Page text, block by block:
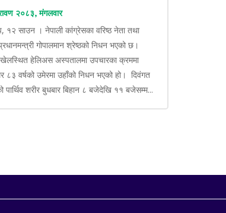
२०८३, मंगलवार
१२ साउन । नेपाली कांग्रेसका वरिष्ठ नेता तथा
गोपालमान श्रेष्ठको निधन भएको छ।
हेलिअस अस्पतालमा उपचारका क्रममा
८३ वर्षको उमेरमा उहाँको निधन भएको हो। दिवंगत
पार्थिव शरीर बुधबार बिहान ८ बजेदेखि ११ बजेसम्म...